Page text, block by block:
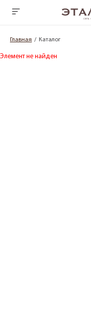
Главная Каталог
Элемент не найден